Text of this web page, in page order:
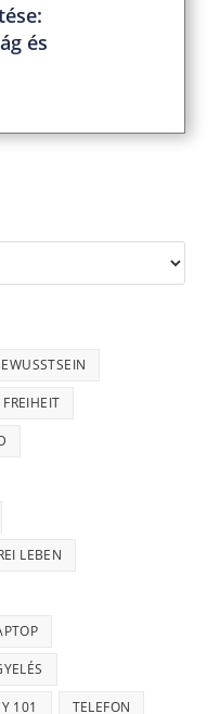
és
LEBEN
101 TELEFON